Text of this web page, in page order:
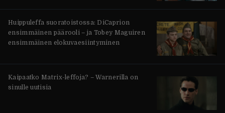
Huippuleffa suoratoistossa: DiCaprion
ensimmäinen päärooli – ja Tobey Maguiren
ensimmäinen elokuvaesiintyminen
Kaipaatko Matrix-leffoja? – Warnerilla on
sinulle uutisia